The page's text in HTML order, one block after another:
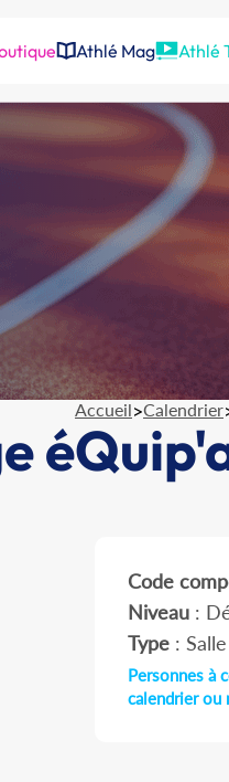
Athlé Mag Athlé
Accueil>Calendrier
Code
Niveau:
Type:
Personnes à
calendrier ou